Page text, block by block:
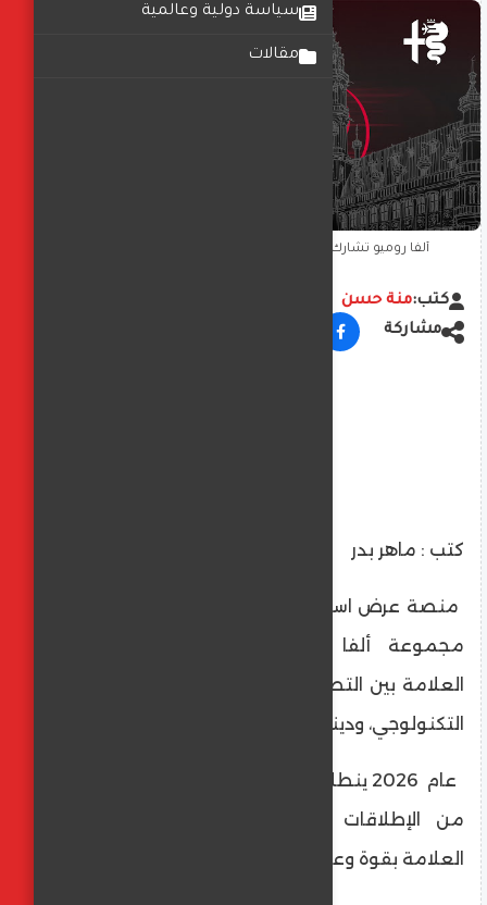
سياسة دولية وعالمية
مقالات
ألفا روميو تشارك في معرض بروكسل للسيارات 2026
كتب:منة حسن
مشاركة
كتب : ماهر بدر
مجموعة ألفا روميو وتحكي قصة تطور
العلامة بين التصميم الإيطالي الأصيل، والابتكار
التكنولوجي، وديناميكيات القيادة.
عام 2026 ينطلق بمعاينة خاصة تمهّد لدورة
من الإطلاقات الجديدة التي تعكس هوية
العلامة بقوة وعمق أكبر.